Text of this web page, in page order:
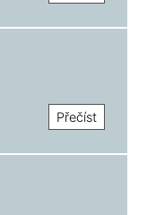
Přečíst